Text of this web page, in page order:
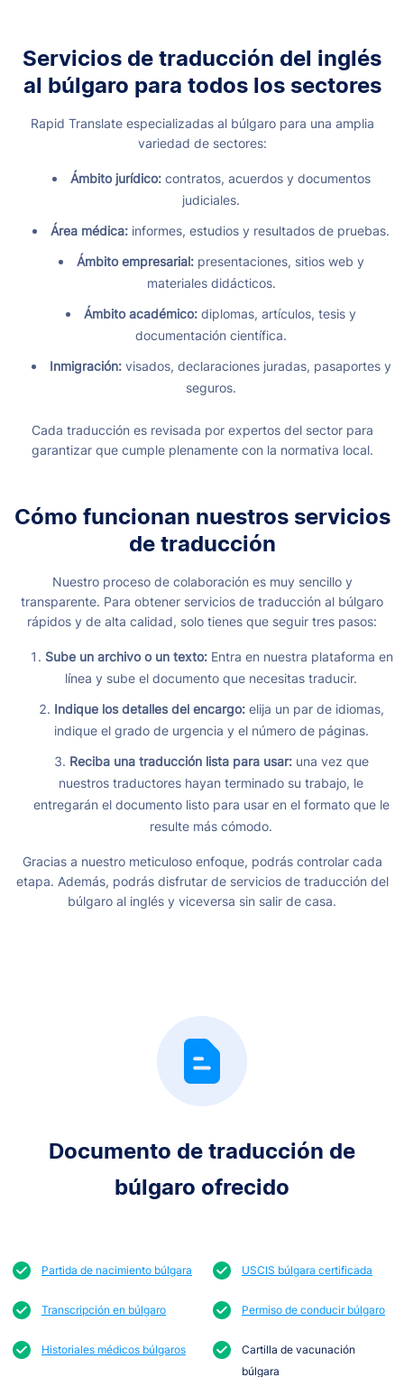
Servicios de traducción del inglés
al búlgaro para todos los sectores
Rapid Translate especializadas al búlgaro para una amplia
variedad de sectores:
Ámbito jurídico:contratos, acuerdos y documentos
judiciales.
Área médica: informes, estudios y resultados de pruebas.
Ámbito empresarial:presentaciones, sitios web y
materiales didácticos.
Ámbito académico: diplomas, artículos, tesis y
documentación científica.
Inmigración:visados, declaraciones juradas, pasaportes y
seguros.
Cada traducción es revisada por expertos del sector para
garantizar que cumple plenamente con la normativa local.
Cómo funcionan nuestros servicios
de traducción
Nuestro proceso de colaboración es muy sencillo y
transparente. Para obtener servicios de traducción al búlgaro
rápidos y de alta calidad, solo tienes que seguir tres pasos:
Sube un archivo o un texto:Entra en nuestra plataforma en
línea y sube el documento que necesitas traducir.
Indique los detalles del encargo:elija un par de idiomas,
indique el grado de urgencia y el número de páginas.
Reciba una traducción lista para usar:una vez que
nuestros traductores hayan terminado su trabajo, le
entregarán el documento listo para usar en el formato que le
resulte más cómodo.
Gracias a nuestro meticuloso enfoque, podrás controlar cada
etapa. Además, podrás disfrutar de servicios de traducción del
búlgaro al inglés y viceversa sin salir de casa.
Documento de traducción de
búlgaro ofrecido
Partida de nacimiento búlgara USCIS búlgara certificada
Transcripción en búlgaro Permiso de conducir búlgaro
Historiales médicos búlgaros
Cartilla de vacunación
búlgara